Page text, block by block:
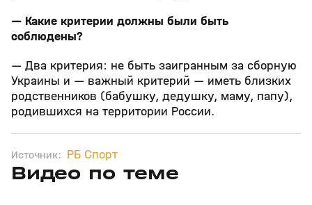
— Какие критерии должны были быть
соблюдены?
— Два критерия: не быть заигранным за сборную
Украины и — важный критерий — иметь близких
родственников (бабушку, дедушку, маму, папу),
родившихся на территории России.
Источник: РБ Спорт
Видео по теме
Сегодня, 00:13